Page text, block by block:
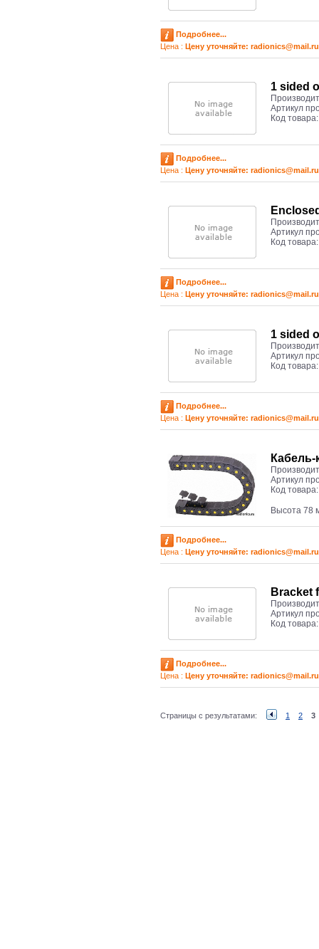
Подробнее...
Цена : Цену уточняйте: radioniсs@mail.ru
1 sided
Артикул
Код
Подробнее...
Цена : Цену уточняйте: radioniсs@mail.ru
Артикул
Код
Подробнее...
Цена : Цену уточняйте: radioniсs@mail.ru
1 sided
Артикул
Код
Подробнее...
Цена : Цену уточняйте: radioniсs@mail.ru
Кабель-
Артикул
Код
Высота 78
Подробнее...
Цена : Цену уточняйте: radioniсs@mail.ru
Bracket
Артикул
Код
Подробнее...
Цена : Цену уточняйте: radioniсs@mail.ru
Страницы с результатами: 1 2 3